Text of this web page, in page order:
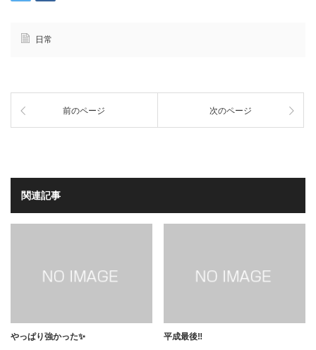
日常
前のページ 次のページ
関連記事
やっぱり強かった✨ 平成最後‼️